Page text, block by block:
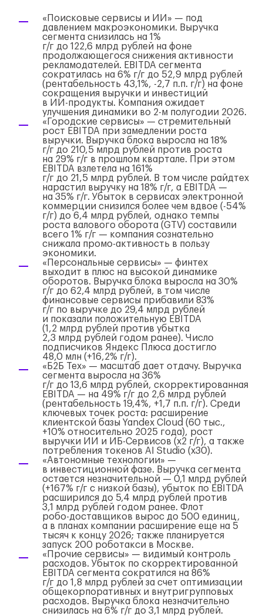
«Поисковые сервисы и ИИ» — под
давлением макроэкономики. Выручка
сегмента снизилась на 1%
г/г до 122,6 млрд рублей на фоне
продолжающегося снижения активности
рекламодателей. EBITDA сегмента
сократилась на 6% г/г до 52,9 млрд рублей
(рентабельность 43,1%, -2,7 п.п. г/г) на фоне
сокращения выручки и инвестиций
в ИИ-продукты. Компания ожидает
улучшения динамики во 2-м полугодии 2026.
«Городские сервисы» — стремительный
рост EBITDA при замедлении роста
выручки. Выручка блока выросла на 18%
г/г до 210,5 млрд рублей против роста
на 29% г/г в прошлом квартале. При этом
EBITDA взлетела на 161%
г/г до 21,5 млрд рублей. В том числе райдтех
нарастил выручку на 18% г/г, а EBITDA —
на 35% г/г. Убыток в сервисах электронной
коммерции снизился более чем вдвое (-54%
г/г) до 6,4 млрд рублей, однако темпы
роста валового оборота (GTV) составили
всего 1% г/г — компания сознательно
снижала промо-активность в пользу
экономики.
«Персональные сервисы» — финтех
выходит в плюс на высокой динамике
оборотов. Выручка блока выросла на 30%
г/г до 62,4 млрд рублей, в том числе
финансовые сервисы прибавили 83%
г/г по выручке до 29,4 млрд рублей
и показали положительную EBITDA
(1,2 млрд рублей против убытка
2,3 млрд рублей годом ранее). Число
подписчиков Яндекс Плюса достигло
48,0 млн (+16,2% г/г).
«Б2Б Тех» — масштаб дает отдачу. Выручка
сегмента выросла на 36%
г/г до 13,6 млрд рублей, скорректированная
EBITDA — на 49% г/г до 2,6 млрд рублей
(рентабельность 19,4%, +1,7 п.п. г/г). Среди
ключевых точек роста: расширение
клиентской базы Yandex Cloud (60 тыс.,
+10% относительно 2025 года), рост
выручки ИИ и ИБ-Сервисов (x2 г/г), а также
потребления токенов AI Studio (x30).
«Автономные технологии» —
в инвестиционной фазе. Выручка сегмента
остается незначительной — 0,1 млрд рублей
(+167% г/г с низкой базы), убыток по EBITDA
расширился до 5,4 млрд рублей против
3,1 млрд рублей годом ранее. Флот
робо-доставщиков вырос до 500 единиц,
а в планах компании расширение еще на 5
тысяч к концу 2026; также планируется
запуск 200 роботакси в Москве.
«Прочие сервисы» — видимый контроль
расходов. Убыток по скорректированной
EBITDA сегмента сократился на 86%
г/г до 1,8 млрд рублей за счет оптимизации
общекорпоративных и внутригрупповых
расходов. Выручка блока незначительно
снизилась на 6% г/г до 3,1 млрд рублей.